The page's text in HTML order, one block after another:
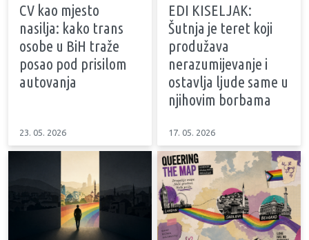
CV kao mjesto
nasilja: kako trans
osobe u BiH traže
posao pod prisilom
autovanja
23. 05. 2026
EDI KISELJAK:
Šutnja je teret koji
produžava
nerazumijevanje i
ostavlja ljude same u
njihovim borbama
17. 05. 2026